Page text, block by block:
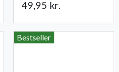
49,95 kr.
Bestseller